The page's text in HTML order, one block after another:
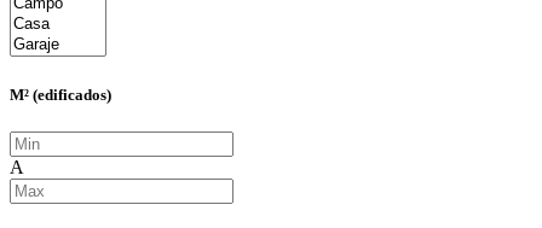
M² (edificados)
A